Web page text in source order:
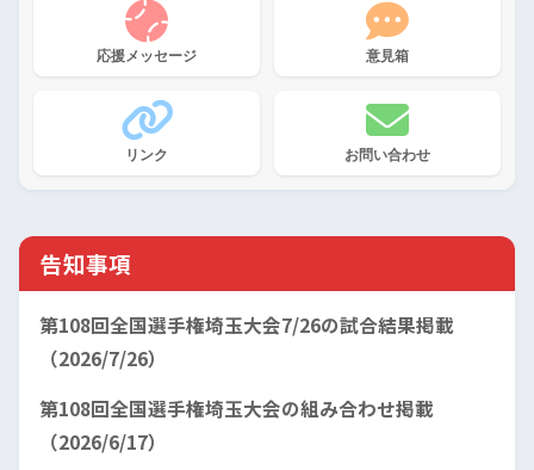
応援メッセージ 意見箱
リンク お問い合わせ
告知事項
第108回全国選手権埼玉大会7/26の試合結果掲載
（2026/7/26）
第108回全国選手権埼玉大会の組み合わせ掲載
（2026/6/17）